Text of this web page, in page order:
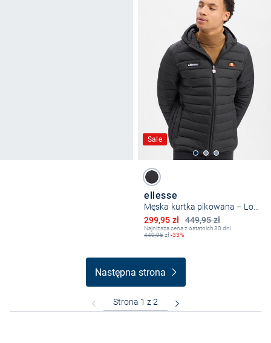
Sale
ellesse
Męska kurtka pikowana – Lombardy
449,95 zł
Obniżona cena
299,95 zł
Najniższa cena z ostatnich 30 dni:
449,95zł-33%
Następna strona